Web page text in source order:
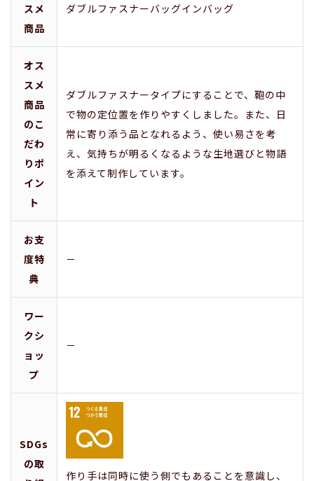
スメ
商品
ダブルファスナーバッグインバッグ
オス
スメ
商品
のこ
だわ
りポ
イン
ト
ダブルファスナータイプにすることで、鞄の中
で物の定位置を作りやすくしました。また、日
常に寄り添う品となれるよう、使い易さを考
え、気持ちが明るくなるような生地選びと物語
を添えて制作しています。
お支
度特
典
－
ワー
クシ
ョッ
プ
－
SDGs
の取
作り手は同時に使う側でもあることを意識し、